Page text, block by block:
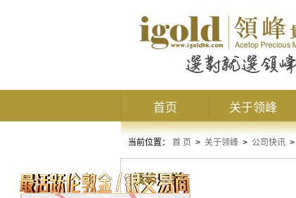
首页 关于领峰
当前位置： 首 页 > 关于领峰 > 公司快讯 >
领峰公告